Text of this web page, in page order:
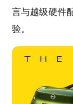
言与越级硬件
验。